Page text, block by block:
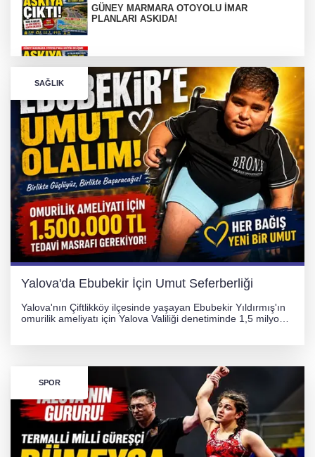
GÜNEY MARMARA OTOYOLU İMAR
PLANLARI ASKIDA!
PLANLARI ASKIDA!
256 PARÇA ESER ELE GEÇİRİLDİ
Görüntüler yapay zekamı ?
Otomobil Hurdaya Döndü
SAĞLIK
Yalova'da Ebubekir İçin Umut Seferberliği
Yalova'nın Çiftlikköy ilçesinde yaşayan Ebubekir Yıldırmış'ın
omurilik ameliyatı için Yalova Valiliği denetiminde 1,5 milyon
SPOR